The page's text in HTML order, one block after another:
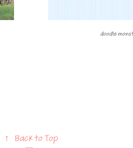
doodle
↑ Back to Top